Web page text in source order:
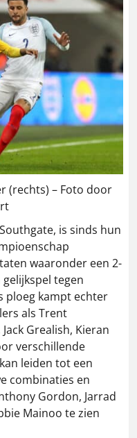
(rechts) – Foto door
is sinds hun
waaronder een 2-
tegen
ploeg kampt echter
als Trent
Grealish, Kieran
verschillende
leiden tot een
combinaties en
Gordon, Jarrad
Mainoo te zien